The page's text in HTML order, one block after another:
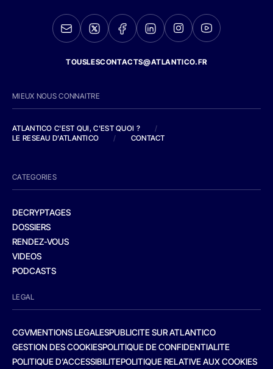
TOUSLESCONTACTS@ATLANTICO.FR
MIEUX NOUS CONNAITRE
ATLANTICO C'EST QUI, C'EST QUOI ?
/
LE RESEAU D'ATLANTICO
/ CONTACT
CATEGORIES
DECRYPTAGES
DOSSIERS
RENDEZ-VOUS
VIDEOS
PODCASTS
LEGAL
CGVMENTIONS LEGALESPUBLICITE SUR ATLANTICO
GESTION DES COOKIESPOLITIQUE DE CONFIDENTIALITE
POLITIQUE D’ACCESSIBILITEPOLITIQUE RELATIVE AUX COOKIES